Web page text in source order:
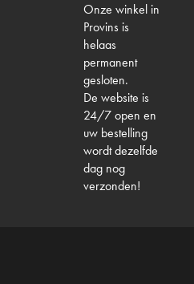
Onze winkel in
Provins is
helaas
permanent
gesloten.
De website is
24/7 open en
uw bestelling
wordt dezelfde
dag nog
verzonden!